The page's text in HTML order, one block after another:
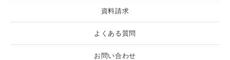
資料請求
よくある質問
お問い合わせ